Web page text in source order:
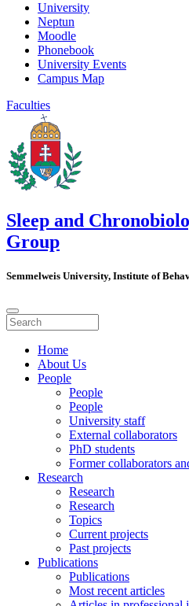
University
Neptun
Moodle
Phonebook
University Events
Campus Map
Faculties
Sleep and
Group
Semmelweis University, Institute of
Home
About Us
People
People
People
University staff
External collaborators
PhD students
Former collaborators
Research
Research
Research
Topics
Current projects
Past projects
Publications
Publications
Most recent articles